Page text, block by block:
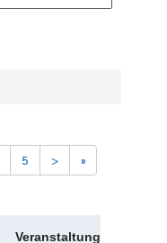
5 > »
Veranstaltungskürzel